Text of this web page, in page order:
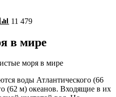
11 479
в мире
моря в мире
воды Атлантического (66
(62 м) океанов. Входящие в их